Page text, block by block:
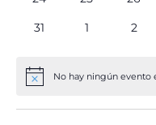
0
31
01
0
2
Aviso No hay ningún evento